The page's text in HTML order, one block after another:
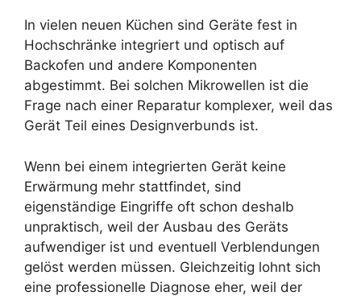
In vielen neuen Küchen sind Geräte fest in
Hochschränke integriert und optisch auf
Backofen und andere Komponenten
abgestimmt. Bei solchen Mikrowellen ist die
Frage nach einer Reparatur komplexer, weil das
Gerät Teil eines Designverbunds ist.
Wenn bei einem integrierten Gerät keine
Erwärmung mehr stattfindet, sind
eigenständige Eingriffe oft schon deshalb
unpraktisch, weil der Ausbau des Geräts
aufwendiger ist und eventuell Verblendungen
gelöst werden müssen. Gleichzeitig lohnt sich
eine professionelle Diagnose eher, weil der